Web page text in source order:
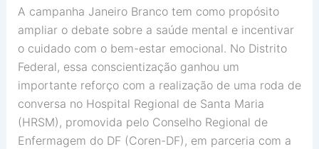
A campanha Janeiro Branco tem como propósito
ampliar o debate sobre a saúde mental e incentivar
o cuidado com o bem-estar emocional. No Distrito
Federal, essa conscientização ganhou um
importante reforço com a realização de uma roda de
conversa no Hospital Regional de Santa Maria
(HRSM), promovida pelo Conselho Regional de
Enfermagem do DF (Coren-DF), em parceria com a